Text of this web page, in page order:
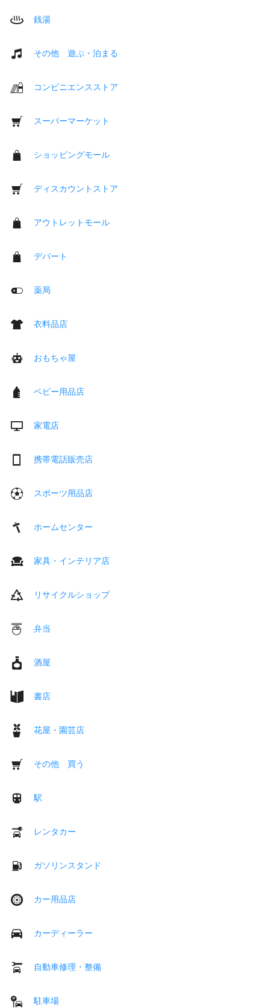
銭湯
その他 遊ぶ・泊まる
コンビニエンスストア
スーパーマーケット
ショッピングモール
ディスカウントストア
アウトレットモール
デパート
薬局
衣料品店
おもちゃ屋
ベビー用品店
家電店
携帯電話販売店
スポーツ用品店
ホームセンター
家具・インテリア店
リサイクルショップ
弁当
酒屋
書店
花屋・園芸店
その他 買う
駅
レンタカー
ガソリンスタンド
カー用品店
カーディーラー
自動車修理・整備
駐車場